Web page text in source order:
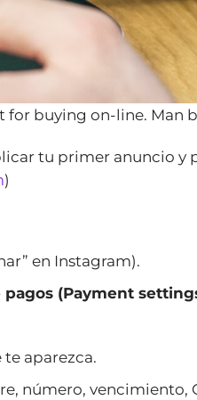
buying on-line. Man
tu primer anuncio y
)
en Instagram).
(Payment
aparezca.
número, vencimiento,